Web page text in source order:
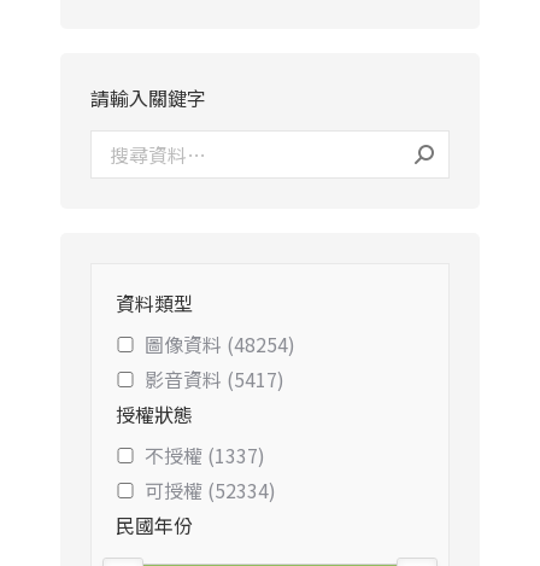
請輸入關鍵字
資料類型
圖像資料 (48254)
影音資料 (5417)
授權狀態
不授權 (1337)
可授權 (52334)
民國年份